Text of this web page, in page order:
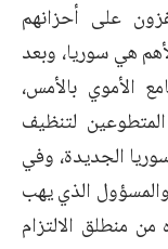
على أحزانهم
هي سوريا، وبعد
الأموي بالأمس،
لتنظيف
الجديدة، وفي
الذي يهب
منطلق الالتزام